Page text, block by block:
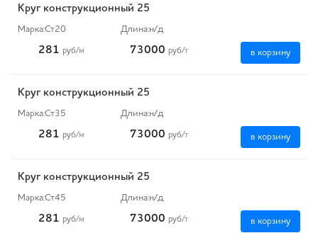
Круг конструкционный 25
Марка:Ст20 Длина:н/д
281 руб/м 73000 руб/т в корзину
Круг конструкционный 25
Марка:Ст35 Длина:н/д
281 руб/м 73000 руб/т в корзину
Круг конструкционный 25
Марка:Ст45 Длина:н/д
281 руб/м 73000 руб/т в корзину